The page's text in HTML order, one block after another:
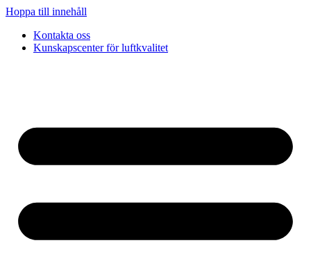
Hoppa till innehåll
Kontakta oss
Kunskapscenter för luftkvalitet